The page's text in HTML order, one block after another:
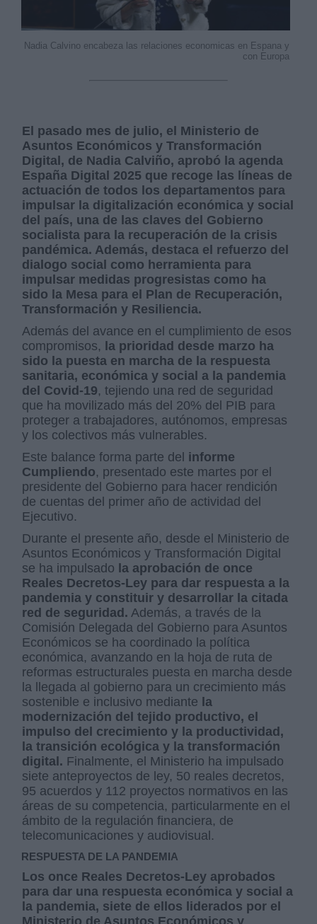
Nadia Calvino encabeza las relaciones economicas en Espana y
con Europa
El pasado mes de julio, el Ministerio de
Asuntos Económicos y Transformación
Digital, de Nadia Calviño, aprobó la agenda
España Digital 2025 que recoge las líneas de
actuación de todos los departamentos para
impulsar la digitalización económica y social
del país, una de las claves del Gobierno
socialista para la recuperación de la crisis
pandémica. Además, destaca el refuerzo del
dialogo social como herramienta para
impulsar medidas progresistas como ha
sido la Mesa para el Plan de Recuperación,
Transformación y Resiliencia.
Además del avance en el cumplimiento de esos
compromisos,
la prioridad desde marzo ha
sido la puesta en marcha de la respuesta
sanitaria, económica y social a la pandemia
del Covid-19, tejiendo una red de seguridad
que ha movilizado más del 20% del PIB para
proteger a trabajadores, autónomos, empresas
y los colectivos más vulnerables.
Este balance forma parte del informe
Cumpliendo, presentado este martes por el
presidente del Gobierno para hacer rendición
de cuentas del primer año de actividad del
Ejecutivo.
Durante el presente año, desde el Ministerio de
Asuntos Económicos y Transformación Digital
se ha impulsado la aprobación de once
Reales Decretos-Ley para dar respuesta a la
pandemia y constituir y desarrollar la citada
red de seguridad. Además, a través de la
Comisión Delegada del Gobierno para Asuntos
Económicos se ha coordinado la política
económica, avanzando en la hoja de ruta de
reformas estructurales puesta en marcha desde
la llegada al gobierno para un crecimiento más
sostenible e inclusivo mediante la
modernización del tejido productivo, el
impulso del crecimiento y la productividad,
la transición ecológica y la transformación
digital. Finalmente, el Ministerio ha impulsado
siete anteproyectos de ley, 50 reales decretos,
95 acuerdos y 112 proyectos normativos en las
áreas de su competencia, particularmente en el
ámbito de la regulación financiera, de
telecomunicaciones y audiovisual.
RESPUESTA DE LA PANDEMIA
Los once Reales Decretos-Ley aprobados
para dar una respuesta económica y social a
la pandemia, siete de ellos liderados por el